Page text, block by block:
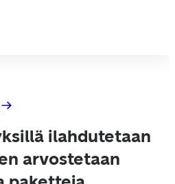
ilahdutetaan
arvostetaan